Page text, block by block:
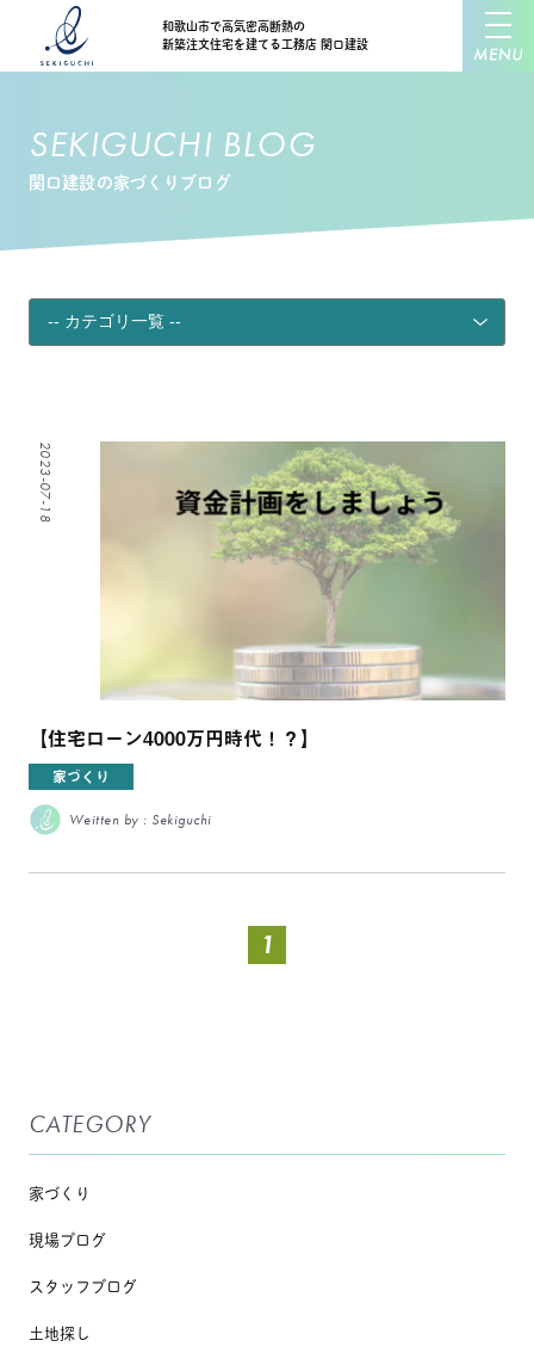
和歌山市で高気密高断熱の
新築注文住宅を建てる工務店 関口建設
SEKIGUCHI BLOG
関口建設の家づくりブログ
2023-07-18
【住宅ローン4000万円時代！？】
家づくり
Weitten by : Sekiguchi
1
CATEGORY
家づくり
現場ブログ
スタッフブログ
土地探し